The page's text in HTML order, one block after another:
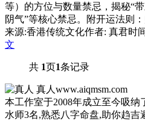
等）的方位与数量禁忌，揭秘“
阴气”等核心禁忌。附开运法则
来源:香港传统文化作者: 真君时
文
共 1页1条记录
真人 www.aiqmsm.com
本工作室于2008年成立至今吸
水师3名,熟悉八字命盘,助你趋吉